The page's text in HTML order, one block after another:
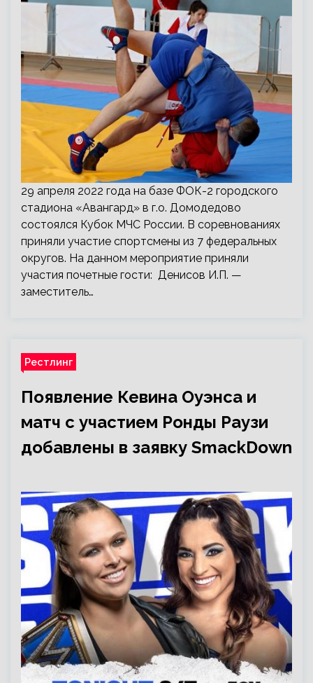
29 апреля 2022 года на базе ФОК-2 городского
стадиона «Авангард» в г.о. Домодедово
состоялся Кубок МЧС России. В соревнованиях
приняли участие спортсмены из 7 федеральных
округов. На данном мероприятие приняли
участия почетные гости: Денисов И.П. —
заместитель…
Рестлинг
Появление Кевина Оуэнса и
матч с участием Ронды Раузи
добавлены в заявку SmackDown